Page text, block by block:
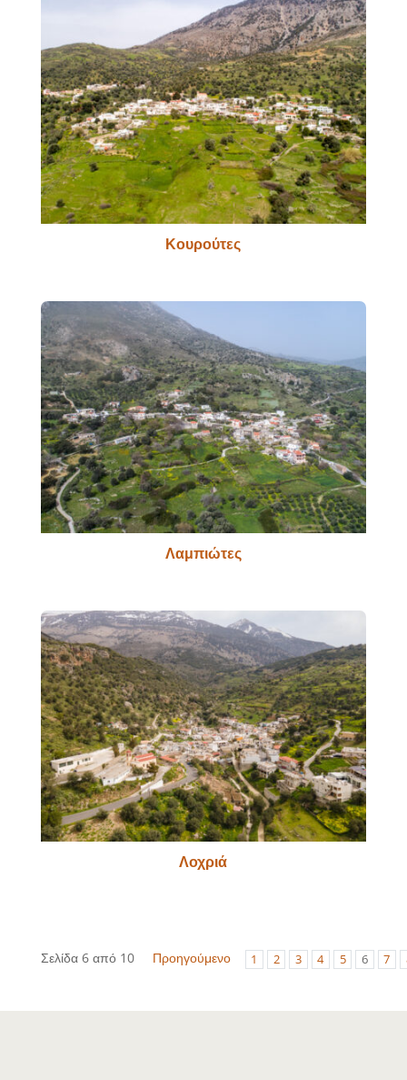
Κουρούτες
Λαμπιώτες
Λοχριά
Σελίδα 6 από 10 Προηγούμενο 1 2 3 4 5 6 7